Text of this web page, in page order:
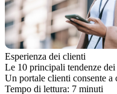
Esperienza dei clienti
Le 10 principali tendenze
Un portale clienti consente
Tempo di lettura: 7 minuti